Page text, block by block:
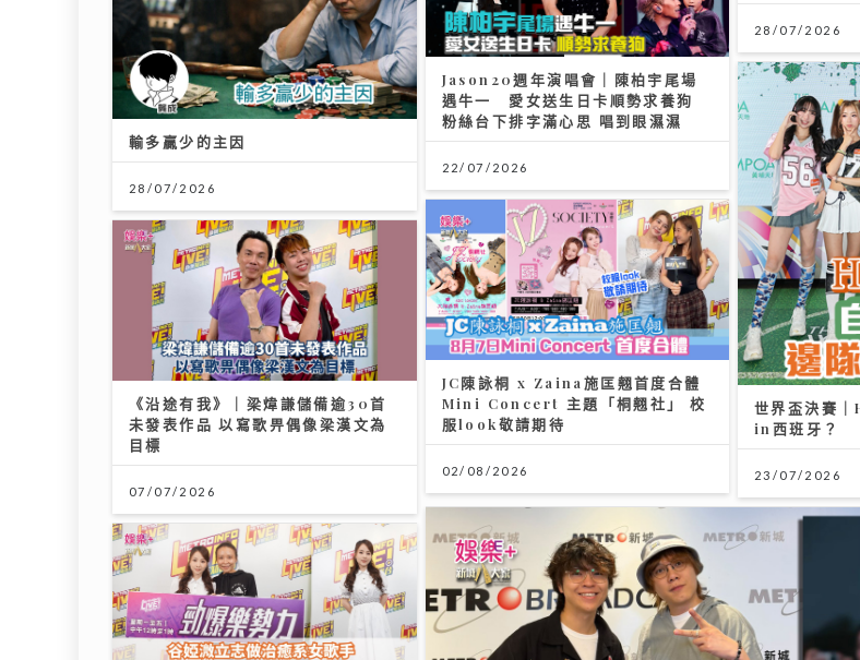
28/07/2026
Jason20週年演唱會｜陳柏宇尾場
遇牛一 愛女送生日卡順勢求養狗
粉絲台下排字滿心思 唱到眼濕濕
22/07/2026
輸多贏少的主因
28/07/2026
世界盃決賽
in西班牙？
23/07/2026
JC陳詠桐 x Zaina施匡翹首度合體
Mini Concert 主題「桐翹社」 校
服look敬請期待
02/08/2026
《沿途有我》｜梁煒謙儲備逾30首
未發表作品 以寫歌畀偶像梁漢文為
目標
07/07/2026